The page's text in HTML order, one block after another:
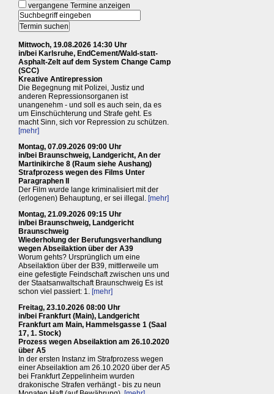
vergangene Termine anzeigen
Mittwoch, 19.08.2026 14:30 Uhr
in/bei Karlsruhe, EndCement/Wald-statt-
Asphalt-Zelt auf dem System Change Camp
(SCC)
Kreative Antirepression
Die Begegnung mit Polizei, Justiz und
anderen Repressionsorganen ist
unangenehm - und soll es auch sein, da es
um Einschüchterung und Strafe geht. Es
macht Sinn, sich vor Repression zu schützen.
[mehr]
Montag, 07.09.2026 09:00 Uhr
in/bei Braunschweig, Landgericht, An der
Martinikirche 8 (Raum siehe Aushang)
Strafprozess wegen des Films Unter
Paragraphen II
Der Film wurde lange kriminalisiert mit der
(erlogenen) Behauptung, er sei illegal. [mehr]
Montag, 21.09.2026 09:15 Uhr
in/bei Braunschweig, Landgericht
Braunschweig
Wiederholung der Berufungsverhandlung
wegen Abseilaktion über der A39
Worum gehts? Ursprünglich um eine
Abseilaktion über der B39, mittlerweile um
eine gefestigte Feindschaft zwischen uns und
der Staatsanwaltschaft Braunschweig Es ist
schon viel passiert: 1. [mehr]
Freitag, 23.10.2026 08:00 Uhr
in/bei Frankfurt (Main), Landgericht
Frankfurt am Main, Hammelsgasse 1 (Saal
17, 1. Stock)
Prozess wegen Abseilaktion am 26.10.2020
über A5
In der ersten Instanz im Strafprozess wegen
einer Abseilaktion am 26.10.2020 über der A5
bei Frankfurt Zeppelinheim wurden
drakonische Strafen verhängt - bis zu neun